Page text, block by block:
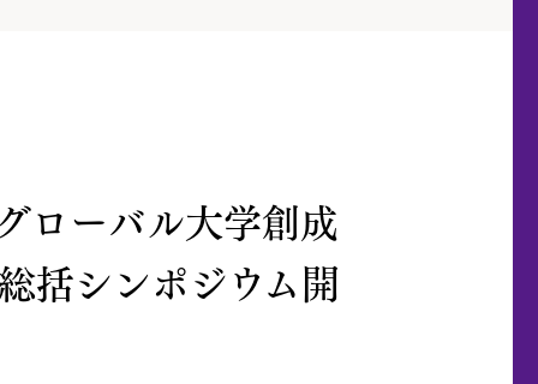
ローバル大学創成
括シンポジウム開